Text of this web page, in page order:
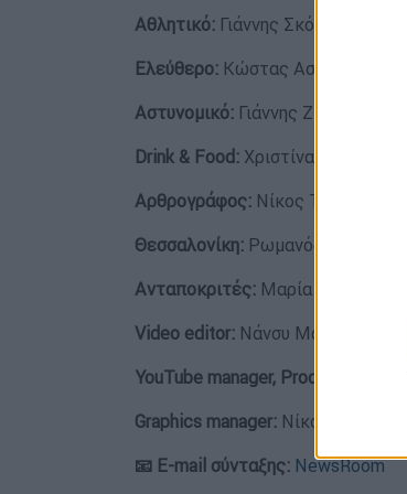
Αθλητικό: Γιάννης Σκόκας
Ελεύθερο: Κώστας
Αστυνομικό: Γιάννης Ζιάκας
Drink & Food: Χριστίνα Τσαμουρά
Αρθρογράφος: Νίκος Τζιανίδης
Θεσσαλονίκη: Ρωμανός
Ανταποκριτές: Μαρία Ζαχαράκη
Video editor: Νάνσυ Μάχλη
YouTube manager, Productions
Graphics manager: Νίκος Κόλλιας
📧 E-mail σύνταξης: NewsRoom